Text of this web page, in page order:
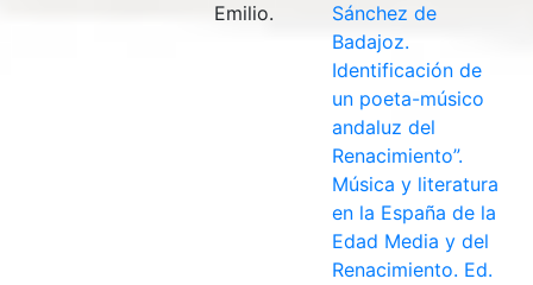
Emilio.
Sánchez de
Badajoz.
Identificación de
un poeta-músico
andaluz del
Renacimiento”.
Música y literatura
en la España de la
Edad Media y del
Renacimiento. Ed.